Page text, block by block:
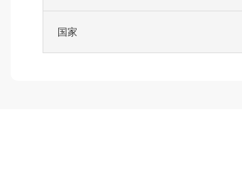
国家